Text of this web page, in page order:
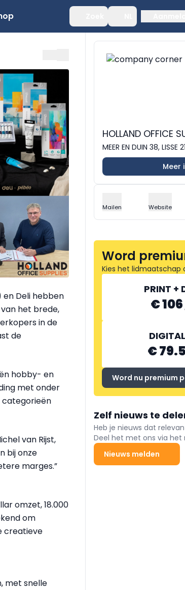
en Deli hebben
het brede,
in de
de
hobby- en
met onder
categorieën
van Rijst,
bij onze
marges.”
omzet, 18.000
om
creatieve
met snelle
HOLLAND OFFICE
MEER EN DUIN 38, LISSE
Meer
Mailen Website
Word
Kies het lidmaatschap
PRINT +
€ 106
€ 79.5
Word nu premium
Zelf nieuws te
Heb je nieuws dat
Deel het met ons via het
Nieuws melden